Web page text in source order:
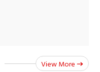
View More